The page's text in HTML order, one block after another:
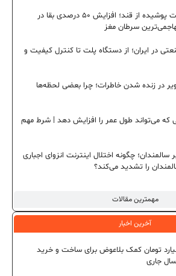
مهمترین مقالات
درمان نوین با نانوذرات پوشیده از قند؛ افزایش ۵۰ درصدی بقا در
سرطان مغز
در ایران؛ از دستگاه پلت تا کنترل کیفیت و
در زنده شدن خاطرات؛ چرا بعضی لحظه‌ها
که می‌تواند طول عمر را افزایش دهد | شرط مهم
سالمندان؛ چگونه اختلال اینترنت انزوای اجباری
را تشدید می‌کند؟
آخرین اخبار
میلیارد تومان کمک بلاعوض برای ساخت و خرید
جاری